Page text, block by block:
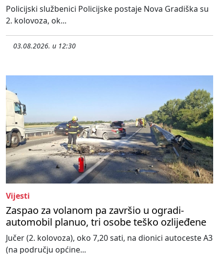
Policijski službenici Policijske postaje Nova Gradiška su
2. kolovoza, ok...
03.08.2026. u 12:30
Vijesti
Zaspao za volanom pa završio u ogradi-
automobil planuo, tri osobe teško ozlijeđene
Jučer (2. kolovoza), oko 7,20 sati, na dionici autoceste A3
(na području općine...